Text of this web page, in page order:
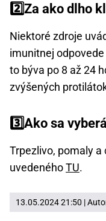
2️⃣Za ako dlho
Niektoré zdroje
imunitnej
to býva po 8 až 24
zvýšených
3️⃣Ako sa
Trpezlivo, pomaly
uvedenéhoTU.
13.05.2024 21:50 |